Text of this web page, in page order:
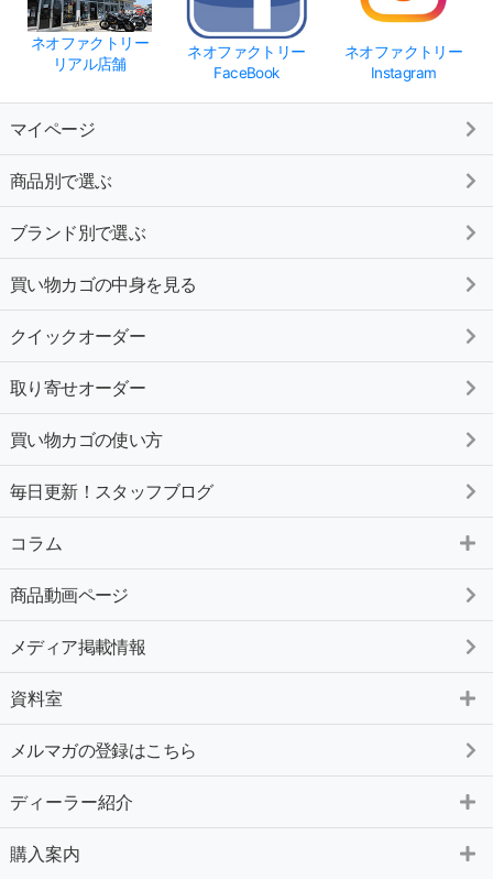
ネオファクトリー
リアル店舗
ネオファクトリー
FaceBook
ネオファクトリー
Instagram
マイページ
商品別で選ぶ
ブランド別で選ぶ
買い物カゴの中身を見る
クイックオーダー
取り寄せオーダー
買い物カゴの使い方
毎日更新！スタッフブログ
コラム
商品動画ページ
メディア掲載情報
資料室
メルマガの登録はこちら
ディーラー紹介
購入案内